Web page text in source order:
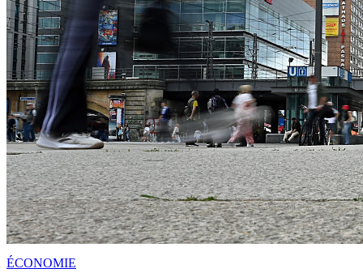
ÉCONOMIE